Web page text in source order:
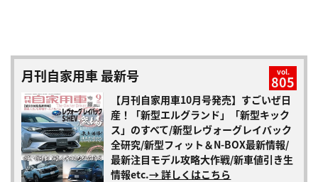
月刊自家用車 最新号 vol.
805
【月刊自家用車10月号発売】すごいぜ日
産！「新型エルグランド」「新型キック
ス」のすべて/新型レヴォーグレイバック
全研究/新型フィット＆N-BOX最新情報/
最新注目モデル攻略大作戦/新車値引き生
情報etc.→ 詳しくはこちら